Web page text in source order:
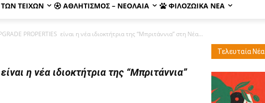
ΤΕΙΧΏΝ ΑΘΛΗΤΙΣΜΌΣ – ΝΕΟΛΑΊΑ ΦΙΛΟΖΩΙΚΆ ΝΈΑ
PROPERTIES είναι η νέα ιδιοκτήτρια της “Μπριτάννια” στη Νέα...
η νέα ιδιοκτήτρια της “Μπριτάννια”
Τελευταία Νέα